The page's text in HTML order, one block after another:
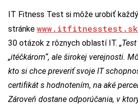
IT Fitness Test si môže urobiť
stránke www.itfitnesstest.sk
30 otázok z rôznych oblastí IT.
„itéčkárom“, ale širokej verejnosti.
kto si chce preveriť svoje IT
certifikát s hodnotením, na aké
Zároveň dostane odporúčania, v